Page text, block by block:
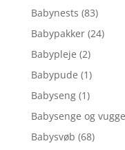
Babynests (83)
Babypakker (24)
Babypleje (2)
Babypude (1)
Babyseng (1)
Babysenge og
Babysvøb (68)